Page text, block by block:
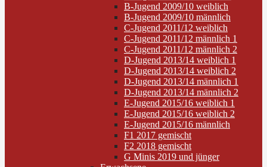
B-Jugend 2009/10 weiblich
B-Jugend 2009/10 männlich
C-Jugend 2011/12 weiblich
C-Jugend 2011/12 männlich 1
C-Jugend 2011/12 männlich 2
D-Jugend 2013/14 weiblich 1
D-Jugend 2013/14 weiblich 2
D-Jugend 2013/14 männlich 1
D-Jugend 2013/14 männlich 2
E-Jugend 2015/16 weiblich 1
E-Jugend 2015/16 weiblich 2
E-Jugend 2015/16 männlich
F1 2017 gemischt
F2 2018 gemischt
G Minis 2019 und jünger